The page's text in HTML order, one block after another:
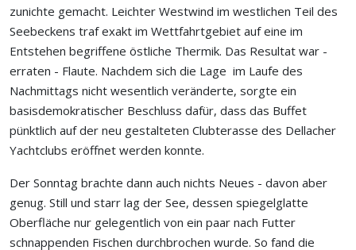
zunichte gemacht. Leichter Westwind im westlichen Teil des
Seebeckens traf exakt im Wettfahrtgebiet auf eine im
Entstehen begriffene östliche Thermik. Das Resultat war -
erraten - Flaute. Nachdem sich die Lage im Laufe des
Nachmittags nicht wesentlich veränderte, sorgte ein
basisdemokratischer Beschluss dafür, dass das Buffet
pünktlich auf der neu gestalteten Clubterasse des Dellacher
Yachtclubs eröffnet werden konnte.
Der Sonntag brachte dann auch nichts Neues - davon aber
genug. Still und starr lag der See, dessen spiegelglatte
Oberfläche nur gelegentlich von ein paar nach Futter
schnappenden Fischen durchbrochen wurde. So fand die